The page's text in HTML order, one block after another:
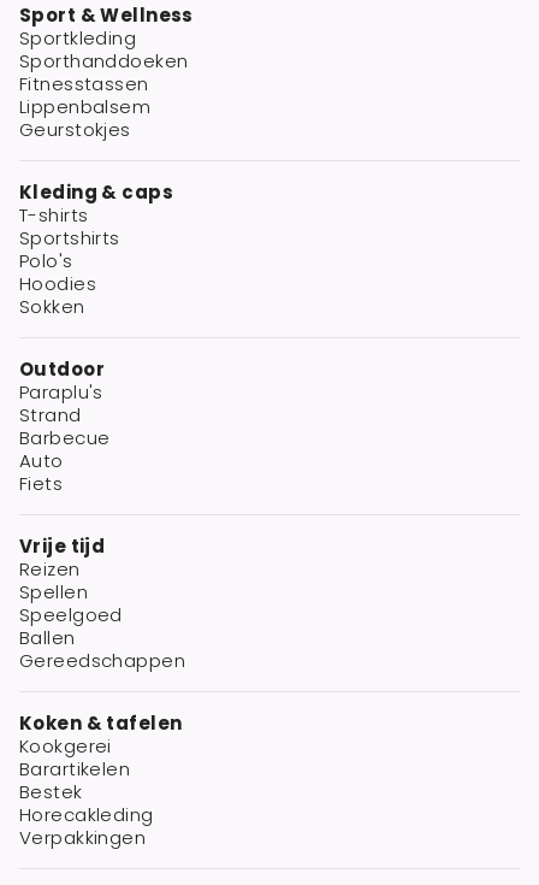
Sport & Wellness
Sportkleding
Sporthanddoeken
Fitnesstassen
Lippenbalsem
Geurstokjes
Kleding & caps
T-shirts
Sportshirts
Polo's
Hoodies
Sokken
Outdoor
Paraplu's
Strand
Barbecue
Auto
Fiets
Vrije tijd
Reizen
Spellen
Speelgoed
Ballen
Gereedschappen
Koken & tafelen
Kookgerei
Barartikelen
Bestek
Horecakleding
Verpakkingen